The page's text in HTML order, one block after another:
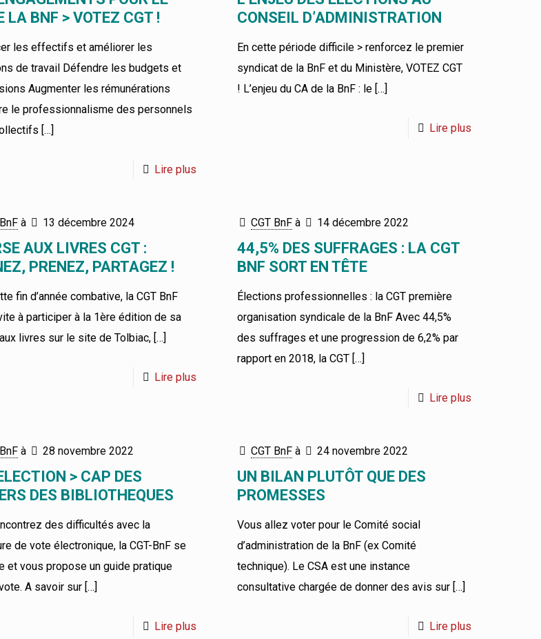
LA BNF > VOTEZ CGT !
les effectifs et améliorer les
de travail Défendre les budgets et
Augmenter les rémunérations
le professionnalisme des personnels
[…]
Lire plus
CONSEIL D’ADMINISTRATION
En cette période difficile > renforcez le premier
syndicat de la BnF et du Ministère, VOTEZ CGT
! L’enjeu du CA de la BnF : le […]
Lire plus
à 13 décembre 2024
AUX LIVRES CGT :
PRENEZ, PARTAGEZ !
fin d’année combative, la CGT BnF
à participer à la 1ère édition de sa
livres sur le site de Tolbiac,[…]
Lire plus
CGT BnF à 14 décembre 2022
44,5% DES SUFFRAGES : LA CGT
BNF SORT EN TÊTE
Élections professionnelles : la CGT première
organisation syndicale de la BnF Avec 44,5%
des suffrages et une progression de 6,2% par
rapport en 2018, la CGT […]
Lire plus
à 28 novembre 2022
> CAP DES
DES BIBLIOTHEQUES
des difficultés avec la
de vote électronique, la CGT-BnF se
et vous propose un guide pratique
A savoir sur[…]
Lire plus
CGT BnF à 24 novembre 2022
UN BILAN PLUTÔT QUE DES
PROMESSES
Vous allez voter pour le Comité social
d’administration de la BnF (ex Comité
technique). Le CSA est une instance
consultative chargée de donner des avis sur […]
Lire plus